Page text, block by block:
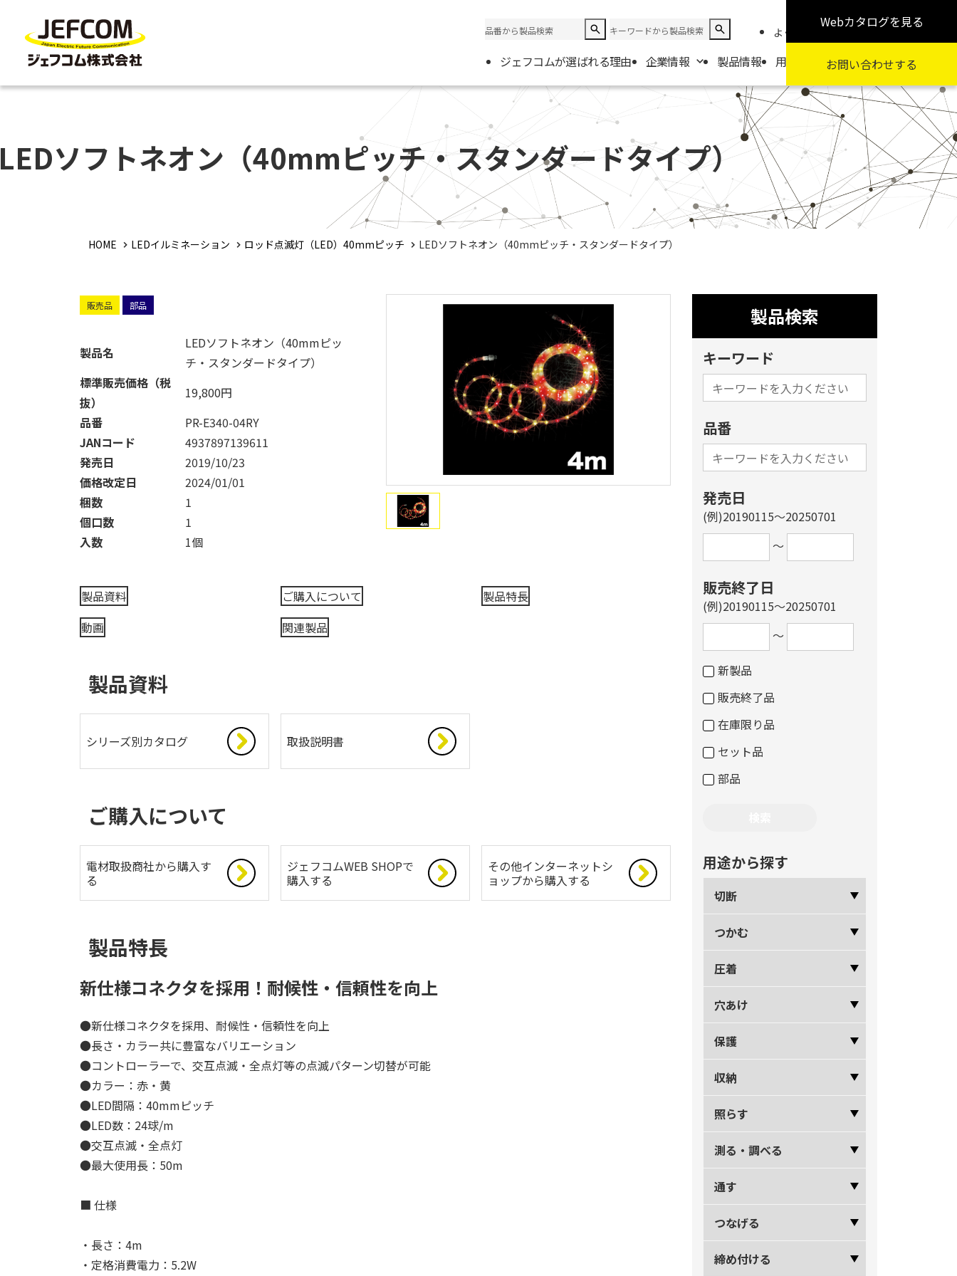
よくある質問 お知らせ 採用情報
ジェフコムが選ばれる理由 企業情報
企業情報
会社概要
電材取扱商社一覧
製品情報 用途から探す カテゴリから探す
Webカタログを見る
お問い合わせする
ソフトネオン（40mmピッチ・スタンダードタイプ）
HOME LEDイルミネーション ロッド点滅灯（LED）40mmピッチ LEDソフトネオン（40mmピッチ・スタンダードタイプ）
販売品 部品
製品名
LEDソフトネオン（40mmピッ
チ・スタンダードタイプ）
標準販売価格（税
抜）
19,800円
品番
PR-E340-04RY
JANコード
4937897139611
発売日
2019/10/23
価格改定日
2024/01/01
梱数
1
個口数
1
入数
1個
製品資料 ご購入について
製品特長
動画
関連製品
製品資料
シリーズ別カタログ 取扱説明書
ご購入について
電材取扱商社から購入す
る
ジェフコムWEB SHOPで
購入する
その他インターネットシ
ョップから購入する
製品特長
新仕様コネクタを採用！耐候性・信頼性を向上
●新仕様コネクタを採用、耐候性・信頼性を向上
●長さ・カラー共に豊富なバリエーション
●コントローラーで、交互点滅・全点灯等の点滅パターン切替が可能
●カラー：赤・黄
●LED間隔：40mmピッチ
●LED数：24球/m
●交互点滅・全点灯
●最大使用長：50m
■ 仕様
・長さ：4m
・定格消費電力：5.2W
製品検索
キーワード
品番
発売日
(例)20190115～20250701
～
販売終了日
(例)20190115～20250701
～
新製品
販売終了品
在庫限り品
セット品
部品
用途から探す
切断
つかむ
圧着
穴あけ
保護
収納
照らす
測る・調べる
通す
つなげる
締め付ける